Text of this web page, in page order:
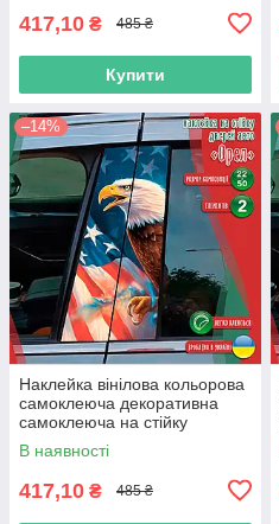
417,10 ₴ 485 ₴
Купити
–14%
Наклейка вінілова кольорова
самоклеюча декоративна
самоклеюча на стійку
автомобіля «Орел» з
Оракалу
В наявності
417,10 ₴ 485 ₴